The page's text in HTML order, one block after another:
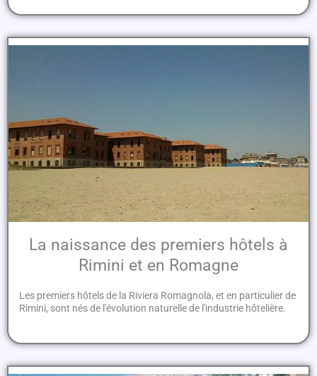
La naissance des premiers hôtels à
Rimini et en Romagne
Les premiers hôtels de la Riviera Romagnola, et en particulier de
Rimini, sont nés de l'évolution naturelle de l'industrie hôtelière.